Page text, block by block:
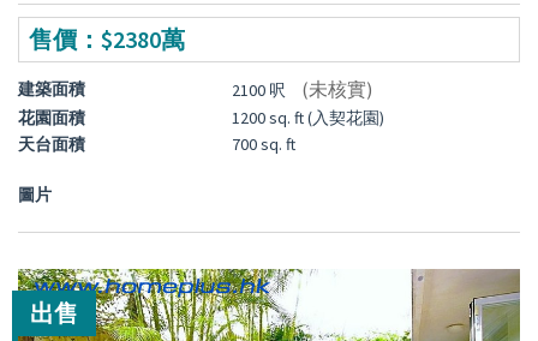
售價：$2380萬
建築面積 2100 呎 (未核實)
花園面積
1200 sq. ft (入契花園)
天台面積
700 sq. ft
圖片
出售